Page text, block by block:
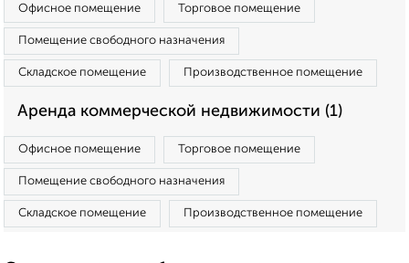
Офисное помещение Торговое помещение
Помещение свободного назначения
Складское помещение Производственное помещение
Аренда коммерческой недвижимости (1)
Офисное помещение Торговое помещение
Помещение свободного назначения
Складское помещение Производственное помещение